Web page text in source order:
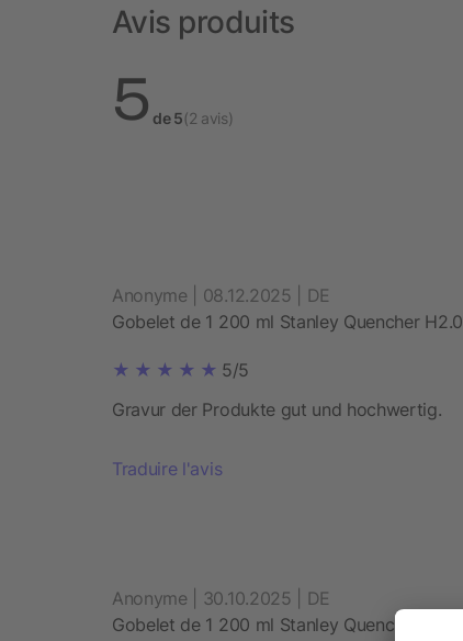
Avis produits
5 de 5(2 avis)
Anonyme | 08.12.2025 | DE
Gobelet de 1 200 ml Stanley Quencher H2.0
5/5
Gravur der Produkte gut und hochwertig.
Traduire l'avis
Anonyme | 30.10.2025 | DE
Gobelet de 1 200 ml Stanley Quencher H2.0